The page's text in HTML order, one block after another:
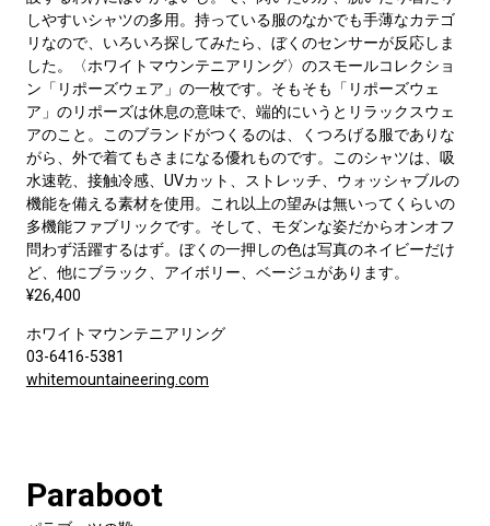
しやすいシャツの多用。持っている服のなかでも手薄なカテゴ
リなので、いろいろ探してみたら、ぼくのセンサーが反応しま
した。〈ホワイトマウンテニアリング〉のスモールコレクショ
ン「リポーズウェア」の一枚です。そもそも「リポーズウェ
ア」のリポーズは休息の意味で、端的にいうとリラックスウェ
アのこと。このブランドがつくるのは、くつろげる服でありな
がら、外で着てもさまになる優れものです。このシャツは、吸
水速乾、接触冷感、UVカット、ストレッチ、ウォッシャブルの
機能を備える素材を使用。これ以上の望みは無いってくらいの
多機能ファブリックです。そして、モダンな姿だからオンオフ
問わず活躍するはず。ぼくの一押しの色は写真のネイビーだけ
ど、他にブラック、アイボリー、ベージュがあります。
¥26,400
ホワイトマウンテニアリング
03-6416-5381
whitemountaineering.com
Paraboot